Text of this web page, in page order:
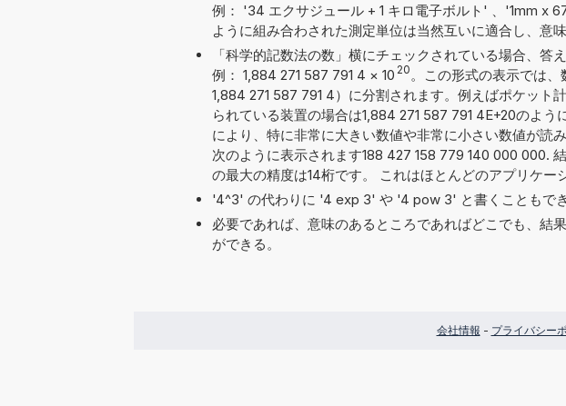
例： '34 エクサジュール + 1 キロ電子ボルト' 、'1mm x
ように組み合わされた測定単位は当然互いに適合し、意
「科学的記数法の数」横にチェックされている場合、答
例： 1,884 271 587 791 4 × 10 20 。この形式の表示では
1,884 271 587 791 4）に分割されます。例えばポケット
られている装置の場合は1,884 271 587 791 4E+20のよ
により、特に非常に大きい数値や非常に小さい数値が読
次のように表示されます188 427 158 779 140 000 000.
の最大の精度は14桁です。 これはほとんどのアプリケー
'4^3' の代わりに '4 exp 3' や '4 pow 3' と書くこともでき
必要であれば、意味のあるところであればどこでも、結
ができる。
会社情報 - プライバシー